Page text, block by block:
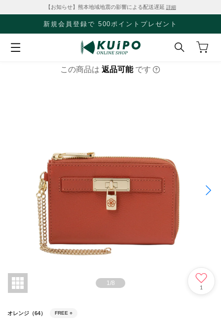
【お知らせ】熊本地域地震の影響による配送遅延 詳細
新規会員登録で 500ポイントプレゼント
この商品は 返品可能 です
1/8
1
オレンジ（64） FREE ○